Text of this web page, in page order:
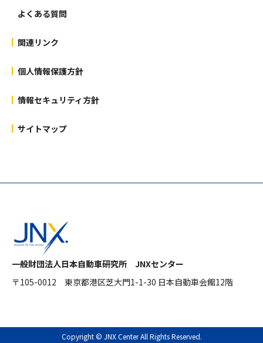
よくある質問
関連リンク
個人情報保護方針
情報セキュリティ方針
サイトマップ
一般財団法人日本自動車研究所 JNXセンター
〒105-0012 東京都港区芝大門1-1-30 日本自動車会館12階
Copyright © JNX Center All Rights Reserved.